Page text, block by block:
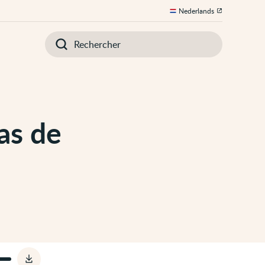
de
Introduisez
votre
recherche
Nederlands